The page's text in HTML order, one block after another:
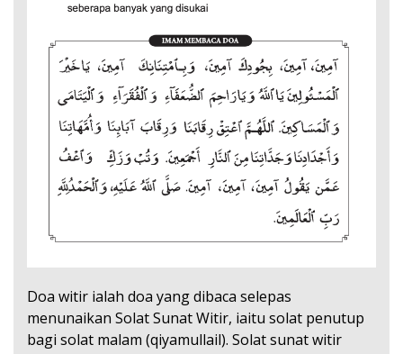
Doa witir ialah doa yang dibaca selepas
menunaikan Solat Sunat Witir, iaitu solat penutup
bagi solat malam (qiyamullail). Solat sunat witir